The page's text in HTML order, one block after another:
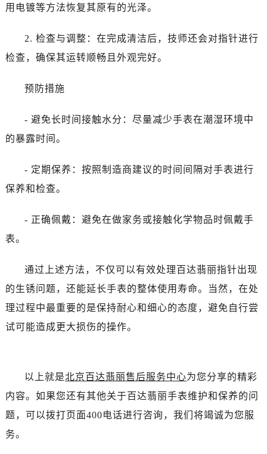
用电镀等方法恢复其原有的光泽。
2. 检查与调整：在完成清洁后，技师还会对指针进行
检查，确保其运转顺畅且外观完好。
预防措施
- 避免长时间接触水分：尽量减少手表在潮湿环境中
的暴露时间。
- 定期保养：按照制造商建议的时间间隔对手表进行
保养和检查。
- 正确佩戴：避免在做家务或接触化学物品时佩戴手
表。
通过上述方法，不仅可以有效处理百达翡丽指针出现
的生锈问题，还能延长手表的整体使用寿命。当然，在处
理过程中最重要的是保持耐心和细心的态度，避免自行尝
试可能造成更大损伤的操作。
以上就是北京百达翡丽售后服务中心为您分享的精彩
内容。如果您还有其他关于百达翡丽手表维护和保养的问
题，可以拨打页面400电话进行咨询，我们将竭诚为您服
务。